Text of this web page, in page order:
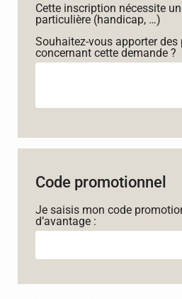
Cette inscription nécessite
particulière (handicap, …)
Souhaitez-vous apporter des
concernant cette demande ?
Code promotionnel
Je saisis mon code
d’avantage :